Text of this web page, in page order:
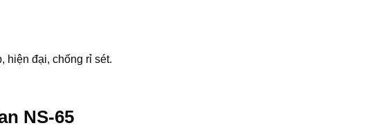
hiện đại, chống rỉ sét.
NS-65